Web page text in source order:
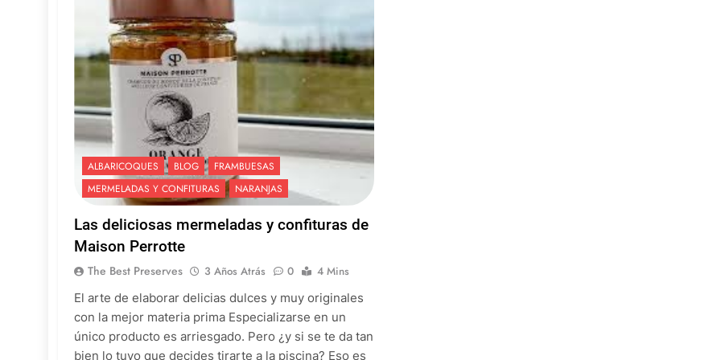
ALBARICOQUES BLOG
FRAMBUESAS
MERMELADAS Y CONFITURAS
NARANJAS
Las deliciosas mermeladas y confituras de
Maison Perrotte
The Best Preserves 3 Años Atrás 0
4 Mins
El arte de elaborar delicias dulces y muy originales
con la mejor materia prima Especializarse en un
único producto es arriesgado. Pero ¿y si se te da tan
bien lo tuyo que decides tirarte a la piscina? Eso es